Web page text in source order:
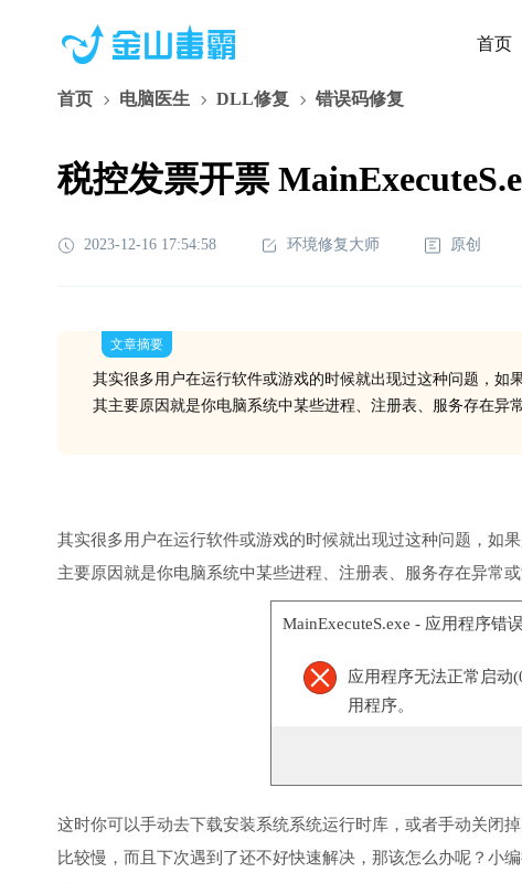
首页
首页 电脑医生 DLL修复 错误码修复
税控发票开票
2023-12-16 17:54:58 环境修复大师 原创
文章摘要
其实很多用户在运行软件或游戏的时候就出现过这种问题，如
其主要原因就是你电脑系统中某些进程、注册表、服务存在异
其实很多用户在运行软件或游戏的时候就出现过这种问题，如
主要原因就是你电脑系统中某些进程、注册表、服务存在异常
MainExecuteS.exe - 应用程序错
应用程序无法正常启动
用程序。
这时你可以手动去下载安装系统系统运行时库，或者手动关闭
比较慢，而且下次遇到了还不好快速解决，那该怎么办呢？小